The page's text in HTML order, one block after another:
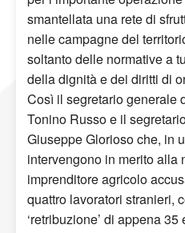
smantellata una rete di
nelle campagne del
soltanto delle normative a
della dignità e dei diritti di
Così il segretario generale
Tonino Russo e il
Giuseppe Glorioso che, in
intervengono in merito alla
imprenditore agricolo
quattro lavoratori stranieri,
‘retribuzione’ di appena